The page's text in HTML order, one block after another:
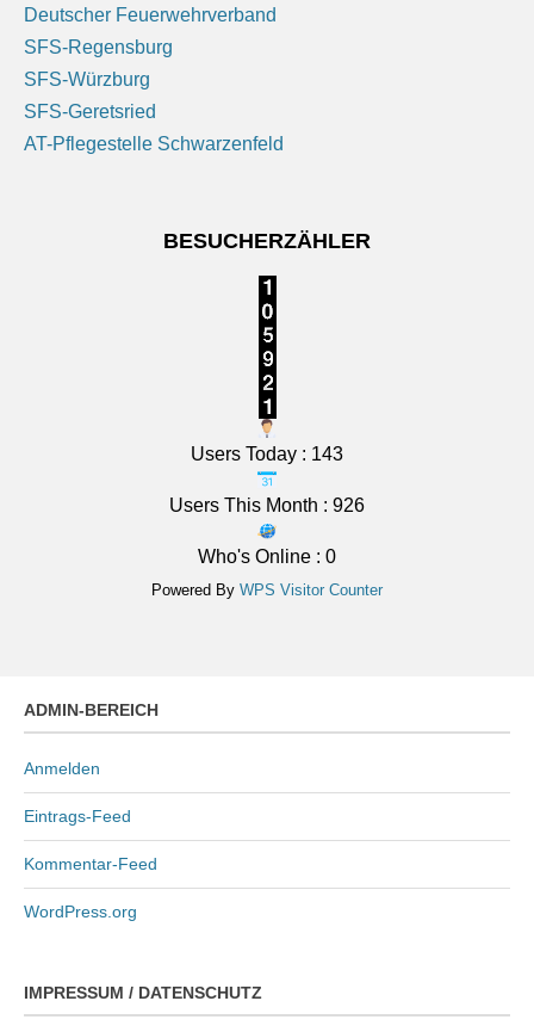
Grad.[...]
Oberfranken: Sonne und Wolken. Nachts meist klar,
Abkühlung auf 12 bis 9 Grad.
6 August 2026
Deutscher Feuerwehrverband
SFS-Regensburg
SFS-Würzburg
SFS-Geretsried
AT-Pflegestelle Schwarzenfeld
BESUCHERZÄHLER
Users Today : 143
Users This Month : 926
Who's Online : 0
Powered By WPS Visitor Counter
ADMIN-BEREICH
Anmelden
Eintrags-Feed
Kommentar-Feed
WordPress.org
IMPRESSUM / DATENSCHUTZ